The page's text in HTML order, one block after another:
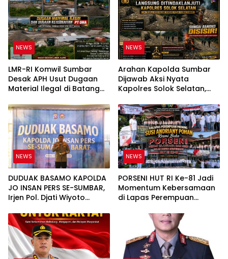
NEWS
LMR-RI Komwil Sumbar
Desak APH Usut Dugaan
Material Ilegal di Batang
PT UHA Diminta Diselidiki
Tuntas
NEWS
Arahan Kapolda Sumbar
Dijawab Aksi Nyata
Kapolres Solok Selatan,
Bukan Sekadar Slogan
NEWS
DUDUAK BASAMO KAPOLDA
JO INSAN PERS SE-SUMBAR,
Irjen Pol. Djati Wiyoto
Ruang bagi Pelanggar
Hukum di Internal Polri
NEWS
PORSENI HUT RI Ke-81 Jadi
Momentum Kebersamaan
di Lapas Perempuan